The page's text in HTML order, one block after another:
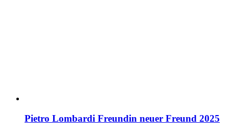
Pietro Lombardi Freundin neuer Freund 2025